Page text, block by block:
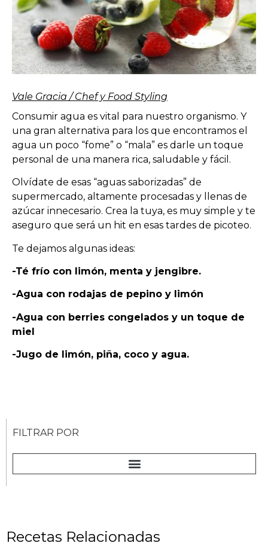
Vale Gracia / Chef y Food Styling
Consumir agua es vital para nuestro organismo. Y
una gran alternativa para los que encontramos el
agua un poco “fome” o “mala” es darle un toque
personal de una manera rica, saludable y fácil.
Olvídate de esas “aguas saborizadas” de
supermercado, altamente procesadas y llenas de
azúcar innecesario. Crea la tuya, es muy simple y te
aseguro que será un hit en esas tardes de picoteo.
Te dejamos algunas ideas:
-Té frío con limón, menta y jengibre.
-Agua con rodajas de pepino y limón
-Agua con berries congelados y un toque de
miel
-Jugo de limón, piña, coco y agua.
FILTRAR POR
Recetas Relacionadas